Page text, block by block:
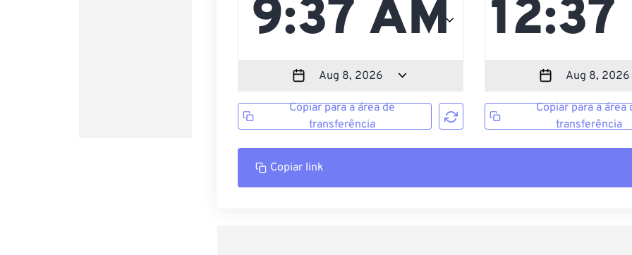
Copiar para a área de
transferência
Copiar para a área
transferência
Copiar link